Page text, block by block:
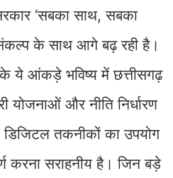
‘सबका साथ, सबका
के साथ आगे बढ़ रही है।
ये आंकड़े भविष्य में छत्तीसगढ़
और नीति निर्धारण
तकनीकों का उपयोग
करना सराहनीय है। जिन बड़े